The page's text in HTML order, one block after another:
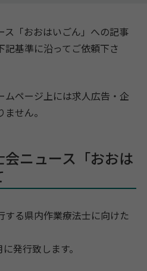
ス「おおはいごん」への記事
基準に沿ってご依頼下さ
ページ上には求人広告・企
せん。
ニュース「おおは
する県内作業療法士に向けた
発行致します。